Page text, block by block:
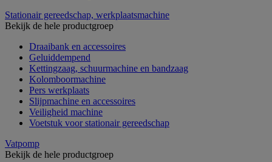
Stationair gereedschap, werkplaatsmachine
Bekijk de hele productgroep
Draaibank en accessoires
Geluiddempend
Kettingzaag, schuurmachine en bandzaag
Kolomboormachine
Pers werkplaats
Slijpmachine en accessoires
Veiligheid machine
Voetstuk voor stationair gereedschap
Vatpomp
Bekijk de hele productgroep